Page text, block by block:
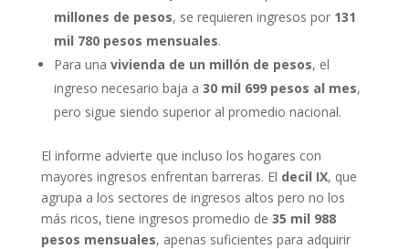
millones de pesos, se requieren ingresos por 131
mil 780 pesos mensuales.
Para una vivienda de un millón de pesos, el
ingreso necesario baja a 30 mil 699 pesos al mes,
pero sigue siendo superior al promedio nacional.
El informe advierte que incluso los hogares con
mayores ingresos enfrentan barreras. El decil IX, que
agrupa a los sectores de ingresos altos pero no los
más ricos, tiene ingresos promedio de 35 mil 988
pesos mensuales, apenas suficientes para adquirir